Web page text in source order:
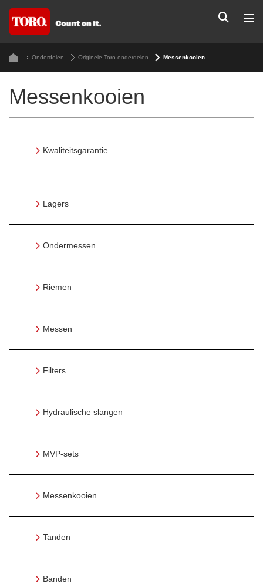
Onderdelen Originele Toro-onderdelen Messenkooien
Messenkooien
Kwaliteitsgarantie
Lagers
Ondermessen
Riemen
Messen
Filters
Hydraulische slangen
MVP-sets
Messenkooien
Tanden
Banden